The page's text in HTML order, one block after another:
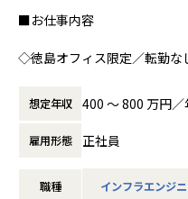
レシピ動画メディア
・retail HUB
- 「小売業が新しい買い物体
ョンに、お客様が期待する新
・トモニテ（旧MAMADAYS）
界を実現する」をミッショ
・MOMENTH
から関わり、裁量を持ってプ
事業に最適な技術を主体的
技術とプロダクトの両方に
業にとって何が正しいか」
■技術環境
■お仕事内容
◇徳島オフィス限定／転勤な
「エンジニアファースト」
する環境を整えています。
■ネットワーク、サーバー（
■ミドルウェア設計、環境構
想定年収 400 〜 800 万円／
雇用形態 正社員
職種 インフラエンジ